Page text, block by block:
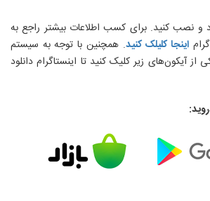
و نصب کنید. برای کسب اطلاعات بیشتر راجع به
اینجا کلیلک کنید. همچنین با توجه به سیستم
آیکون‌های زیر کلیک کنید تا اینستاگرام دانلود